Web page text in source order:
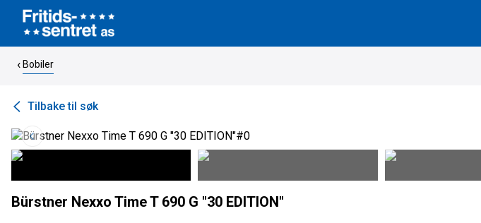
Bobiler
Tilbake til søk
Bürstner Nexxo Time T 690 G "30 EDITION"